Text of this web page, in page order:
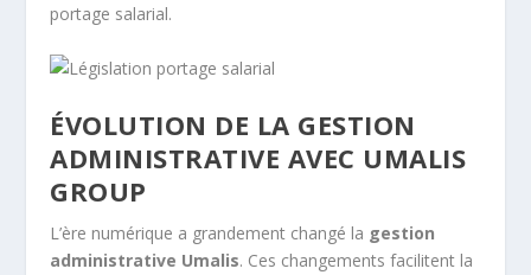
portage salarial.
ÉVOLUTION DE LA GESTION
ADMINISTRATIVE AVEC UMALIS
GROUP
L’ère numérique a grandement changé la gestion
administrative Umalis. Ces changements facilitent la